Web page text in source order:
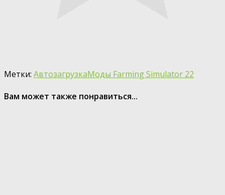
Метки: АвтозагрузкаМоды Farming Simulator 22
Вам может также понравиться...